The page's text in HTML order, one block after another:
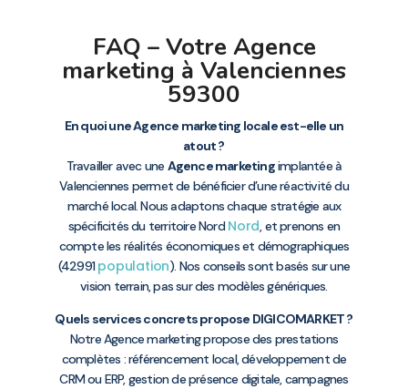
FAQ – Votre Agence
marketing à Valenciennes
59300
En quoi une Agence marketing locale est-elle un
atout ?
Travailler avec une Agence marketingimplantée à
Valenciennes permet de bénéficier d’une réactivité du
marché local. Nous adaptons chaque stratégie aux
spécificités du territoire NordNord, et prenons en
compte les réalités économiques et démographiques
(42991population). Nos conseils sont basés sur une
vision terrain, pas sur des modèles génériques.
Quels services concrets propose DIGICOMARKET ?
Notre Agence marketing propose des prestations
complètes : référencement local, développement de
CRM ou ERP, gestion de présence digitale, campagnes